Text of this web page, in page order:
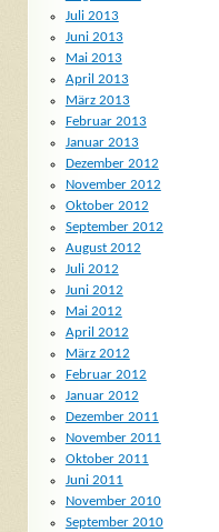
Juli 2013
Juni 2013
Mai 2013
April 2013
März 2013
Februar 2013
Januar 2013
Dezember 2012
November 2012
Oktober 2012
September 2012
August 2012
Juli 2012
Juni 2012
Mai 2012
April 2012
März 2012
Februar 2012
Januar 2012
Dezember 2011
November 2011
Oktober 2011
Juni 2011
November 2010
September 2010